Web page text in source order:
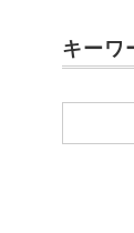
キーワ